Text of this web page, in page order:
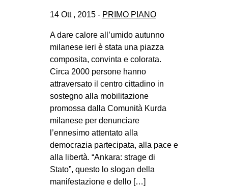
14 Ott , 2015 - PRIMO PIANO
A dare calore all’umido autunno
milanese ieri è stata una piazza
composita, convinta e colorata.
Circa 2000 persone hanno
attraversato il centro cittadino in
sostegno alla mobilitazione
promossa dalla Comunità Kurda
milanese per denunciare
l’ennesimo attentato alla
democrazia partecipata, alla pace e
alla libertà. “Ankara: strage di
Stato”, questo lo slogan della
manifestazione e dello […]